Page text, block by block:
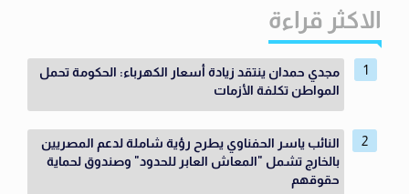
الاكثر قراءة
مجدي حمدان ينتقد زيادة أسعار الكهرباء: الحكومة تحمل
المواطن تكلفة الأزمات
النائب ياسر الحفناوي يطرح رؤية شاملة لدعم المصريين
بالخارج تشمل "المعاش العابر للحدود" وصندوق لحماية
حقوقهم